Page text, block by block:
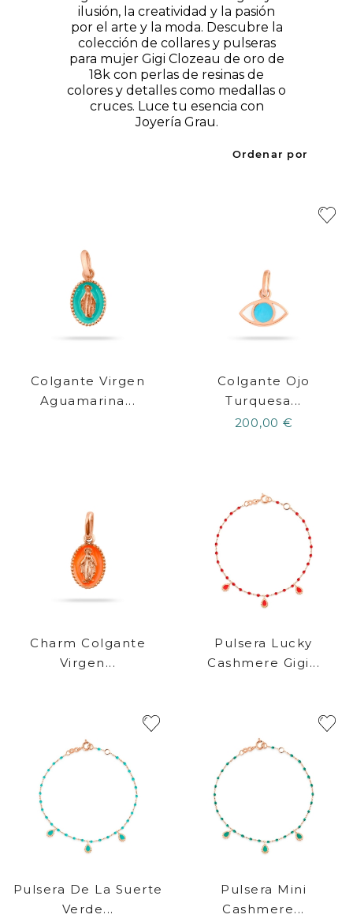
ilusión, la creatividad y la pasión
por el arte y la moda. Descubre la
colección de collares y pulseras
para mujer Gigi Clozeau de oro de
18k con perlas de resinas de
colores y detalles como medallas o
cruces. Luce tu esencia con
Joyería Grau.
Ordenar por
Colgante Virgen
Aguamarina...
Colgante Ojo
Turquesa...
200,00 €
Charm Colgante
Virgen...
Pulsera Lucky
Cashmere Gigi...
Pulsera De La Suerte
Verde...
Pulsera Mini
Cashmere...